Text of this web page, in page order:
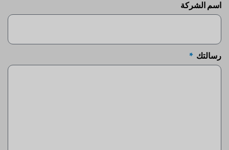
اسم الشركة
رسالتك